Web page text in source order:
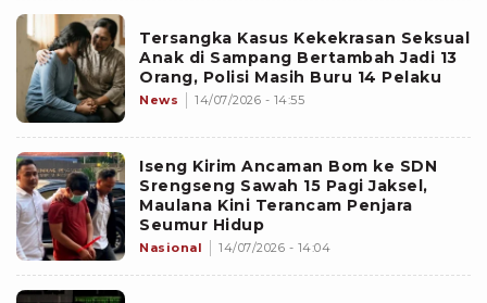
Tersangka Kasus Kekekrasan Seksual
Anak di Sampang Bertambah Jadi 13
Orang, Polisi Masih Buru 14 Pelaku
News 14/07/2026 - 14:55
Iseng Kirim Ancaman Bom ke SDN
Srengseng Sawah 15 Pagi Jaksel,
Maulana Kini Terancam Penjara
Seumur Hidup
Nasional 14/07/2026 - 14:04